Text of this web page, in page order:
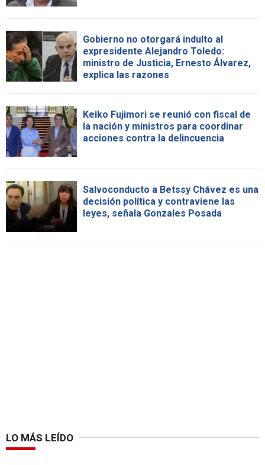
Gobierno no otorgará indulto al
expresidente Alejandro Toledo:
ministro de Justicia, Ernesto Álvarez,
explica las razones
Keiko Fujimori se reunió con fiscal de
la nación y ministros para coordinar
acciones contra la delincuencia
Salvoconducto a Betssy Chávez es una
decisión política y contraviene las
leyes, señala Gonzales Posada
LO MÁS LEÍDO